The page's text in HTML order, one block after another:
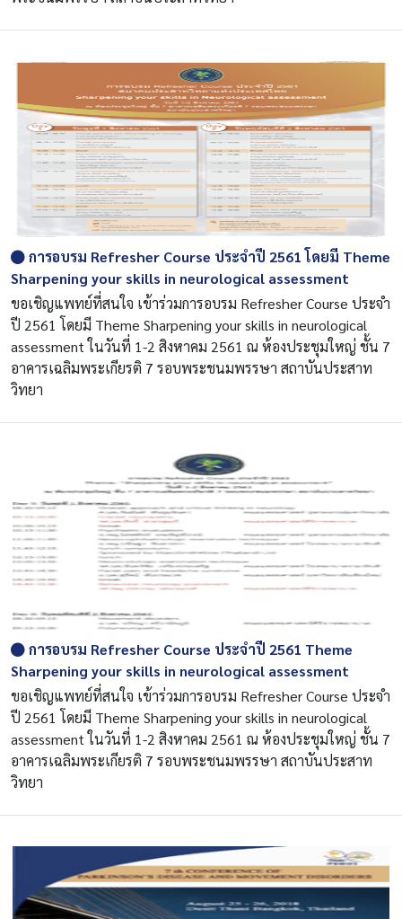
การอบรม Refresher Course ประจำปี 2561 โดยมี Theme
Sharpening your skills in neurological assessment
ขอเชิญแพทย์ที่สนใจ เข้าร่วมการอบรม Refresher Course ประจำ
ปี 2561 โดยมี Theme Sharpening your skills in neurological
assessment ในวันที่ 1-2 สิงหาคม 2561 ณ ห้องประชุมใหญ่ ชั้น 7
อาคารเฉลิมพระเกียรติ 7 รอบพระชนมพรรษา สถาบันประสาท
วิทยา
การอบรม Refresher Course ประจำปี 2561 Theme
Sharpening your skills in neurological assessment
ขอเชิญแพทย์ที่สนใจ เข้าร่วมการอบรม Refresher Course ประจำ
ปี 2561 โดยมี Theme Sharpening your skills in neurological
assessment ในวันที่ 1-2 สิงหาคม 2561 ณ ห้องประชุมใหญ่ ชั้น 7
อาคารเฉลิมพระเกียรติ 7 รอบพระชนมพรรษา สถาบันประสาท
วิทยา